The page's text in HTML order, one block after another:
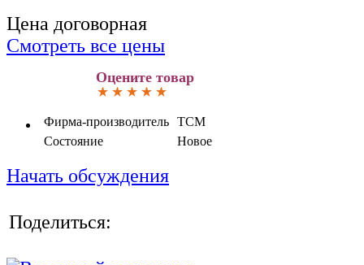
Цена договорная
Смотреть все цены
Оцените товар
Фирма-производитель TCM
Состояние
Новое
Начать обсуждения
Поделиться: